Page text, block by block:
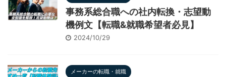
事務系総合職への社内転換・志望動
機例文【転職&就職希望者必見】
2024/10/29
メーカーの転職・就職